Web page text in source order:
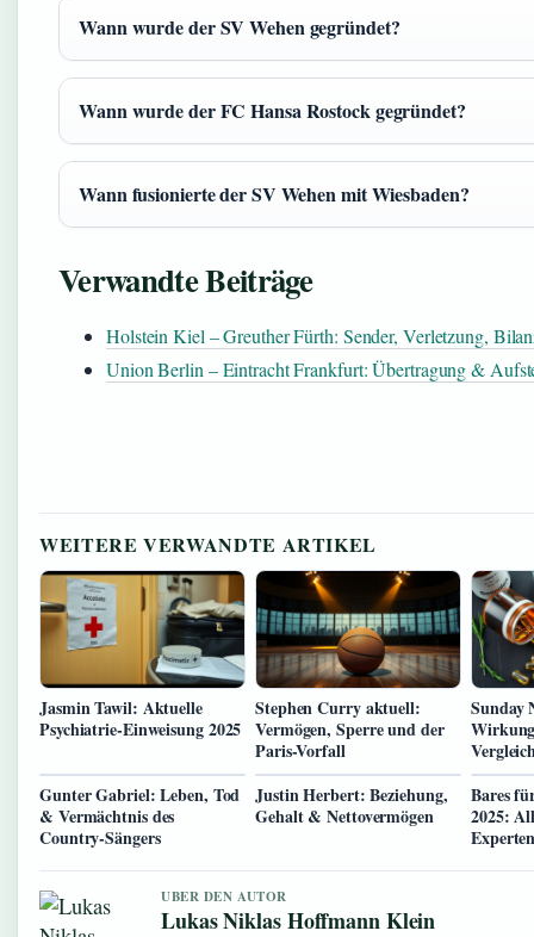
Wann wurde der SV Wehen gegründet?
Wann wurde der FC Hansa Rostock gegründet?
Wann fusionierte der SV Wehen mit Wiesbaden?
Verwandte Beiträge
Holstein Kiel – Greuther Fürth: Sender, Verletzung,
Union Berlin – Eintracht Frankfurt: Übertragung &
WEITERE VERWANDTE ARTIKEL
Jasmin Tawil: Aktuelle
Psychiatrie-Einweisung 2025
Stephen Curry aktuell:
Vermögen, Sperre und der
Paris-Vorfall
Sunday
Gunter Gabriel: Leben, Tod
& Vermächtnis des
Country-Sängers
Justin Herbert: Beziehung,
Gehalt & Nettovermögen
Bares
2025:
UBER DEN AUTOR
Lukas Niklas Hoffmann Klein